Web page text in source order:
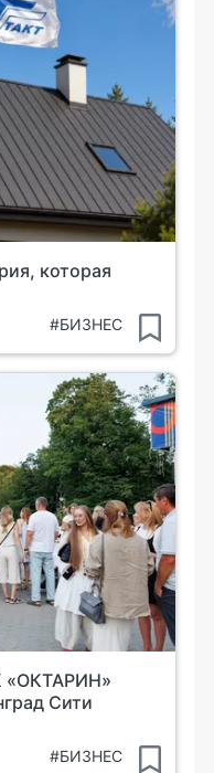
которая
#БИЗНЕС
«ОКТАРИН»
Сити
#БИЗНЕС